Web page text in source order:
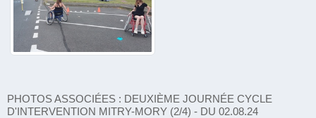
PHOTOS ASSOCIÉES : DEUXIÈME JOURNÉE CYCLE
D'INTERVENTION MITRY-MORY (2/4) - DU 02.08.24